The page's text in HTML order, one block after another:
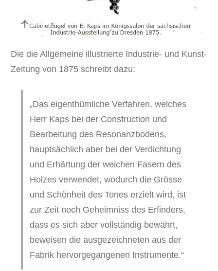
Die die Allgemeine illustrierte Industrie- und Kunst-
Zeitung von 1875 schreibt dazu:
„Das eigenthümliche Verfahren, welches
Herr Kaps bei der Construction und
Bearbeitung des Resonanzbodens,
hauptsächlich aber bei der Verdichtung
und Erhärtung der weichen Fasern des
Holzes verwendet, wodurch die Grösse
und Schönheit des Tones erzielt wird, ist
zur Zeit noch Geheimniss des Erfinders,
dass es sich aber vollständig bewährt,
beweisen die ausgezeichneten aus der
Fabrik hervorgegangenen Instrumente.“